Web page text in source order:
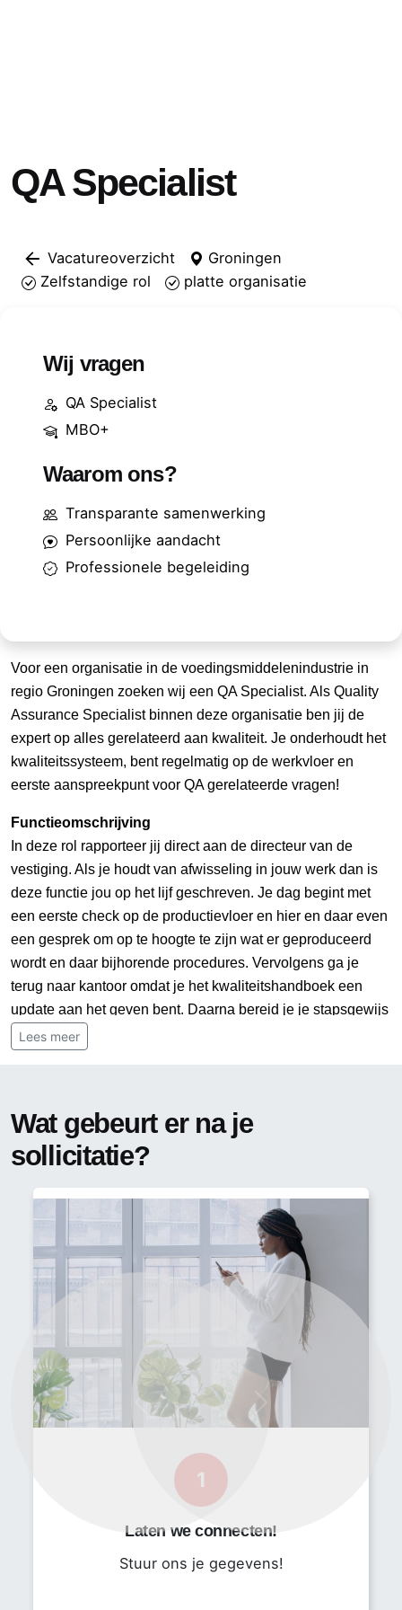
QA Specialist
Vacatureoverzicht
Groningen
Zelfstandige rol
platte organisatie
Wij vragen
QA Specialist
MBO+
Waarom ons?
Transparante samenwerking
Persoonlijke aandacht
Professionele begeleiding
Voor een organisatie in de voedingsmiddelenindustrie in
regio Groningen zoeken wij een QA Specialist. Als Quality
Assurance Specialist binnen deze organisatie ben jij de
expert op alles gerelateerd aan kwaliteit. Je onderhoudt het
kwaliteitssysteem, bent regelmatig op de werkvloer en
eerste aanspreekpunt voor QA gerelateerde vragen!
Functieomschrijving
In deze rol rapporteer jij direct aan de directeur van de
vestiging. Als je houdt van afwisseling in jouw werk dan is
deze functie jou op het lijf geschreven. Je dag begint met
een eerste check op de productievloer en hier en daar even
een gesprek om op te hoogte te zijn wat er geproduceerd
wordt en daar bijhorende procedures. Vervolgens ga je
terug naar kantoor omdat je het kwaliteitshandboek een
update aan het geven bent. Daarna bereid je je stapsgewijs
voor omdat er een audit op de planning staat. Ondertussen
Verantwoordelijkheden
• Verantwoordelijk voor in- en externe audits
• Updaten van bijvoorbeeld werkprocessen n.a.v. nieuwe
• Regelmatig de productievloer bezoeken en in gesprek
gaan.
• Verbeteren van het kwaliteitsbewustzijn
• Minimaal een MBO+ opleiding in een richting, zoals
levensmiddelentechnologie, chemie of vergelijkbaar
• Minimaal 3 jaar werkervaring in een rol als QA Officer,
• Aantoonbare ervaring met BRC en bijhouden van
• Ervaring binnen de voedingsmiddelenindustrie
• Goede communicatieve vaardigheden
Lees meer
Wat gebeurt er na je
sollicitatie?
1
Laten we connecten!
Stuur ons je gegevens!
Previous Next